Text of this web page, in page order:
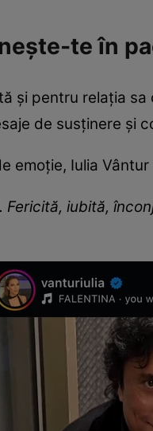
te în
și pentru relația
de susținere și
emoție, Iulia
Fericită, iubită,